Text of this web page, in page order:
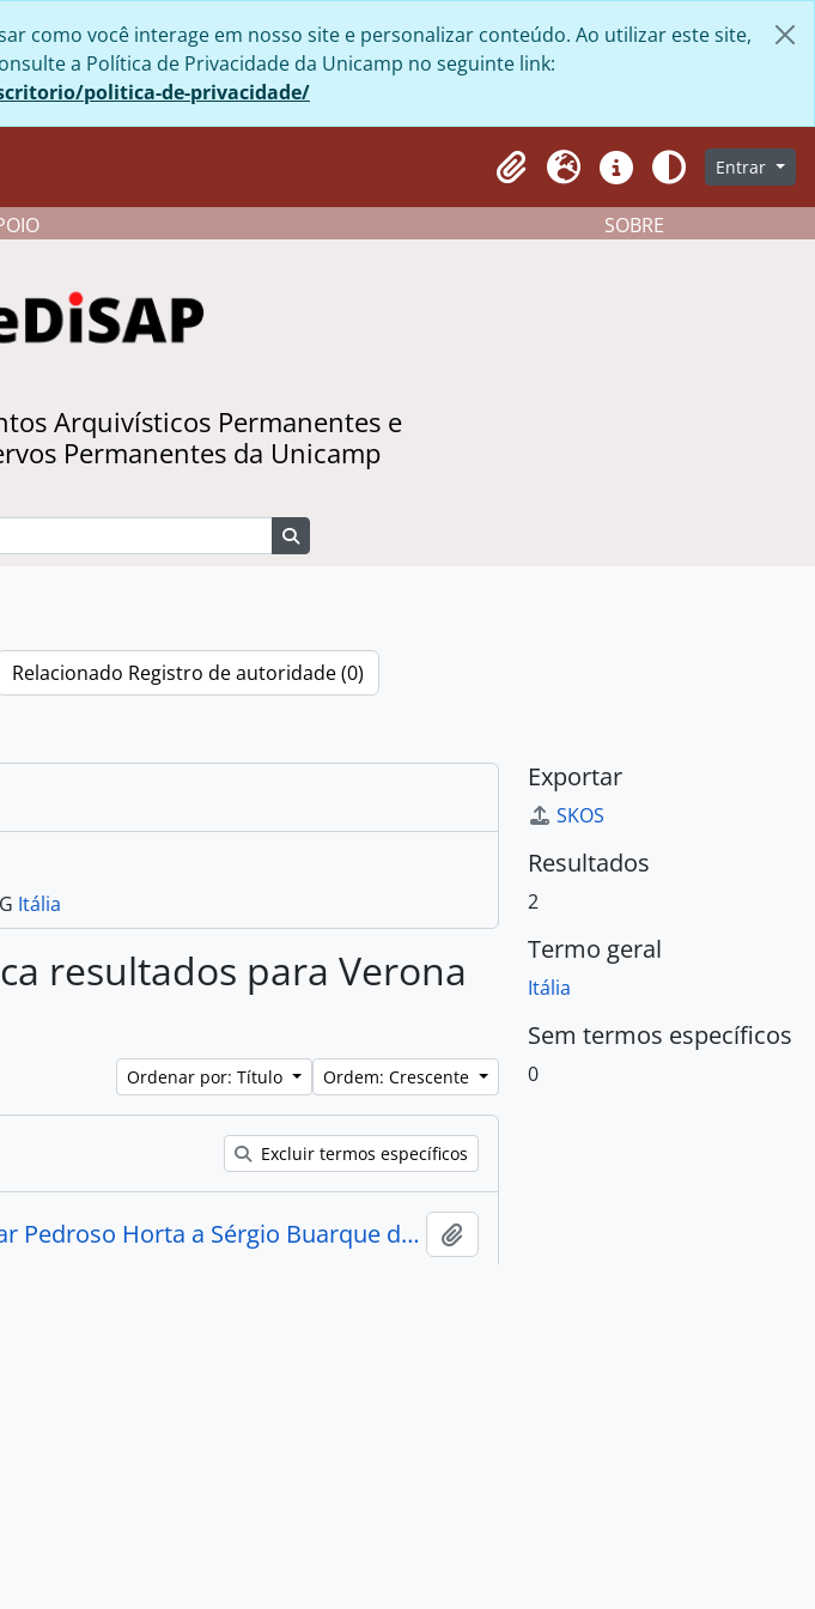
como você interage em nosso site e personalizar conteúdo. Ao utilizar este site,
a Política de Privacidade da Unicamp no seguinte link:
politica-de-privacidade/
Clipboard
Idioma AtalhosAparênciaEntrar
SOBRE
Arquivísticos Permanentes e
Permanentes da Unicamp
Relacionado Registro de autoridade (0)
Itália
resultados para Verona
Ordenar por: Título Ordem: Crescente
Excluir termos específicos
Carta de Oscar Pedroso Horta a Sérgio Buarque de Holanda
Exportar
SKOS
Resultados
2
Termo geral
Itália
Sem termos específicos
0